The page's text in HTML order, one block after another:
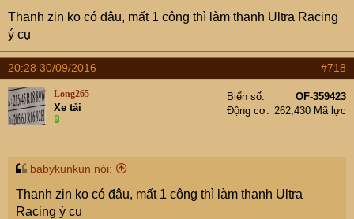
Thanh zin ko có đâu, mất 1 công thì làm thanh Ultra Racing
ý cụ
20:28 30/09/2016 #718
Long265
Xe tải
Biển số
OF-359423
Động cơ
262,430 Mã lực
babykunkun nói:
Thanh zin ko có đâu, mất 1 công thì làm thanh Ultra
Racing ý cụ